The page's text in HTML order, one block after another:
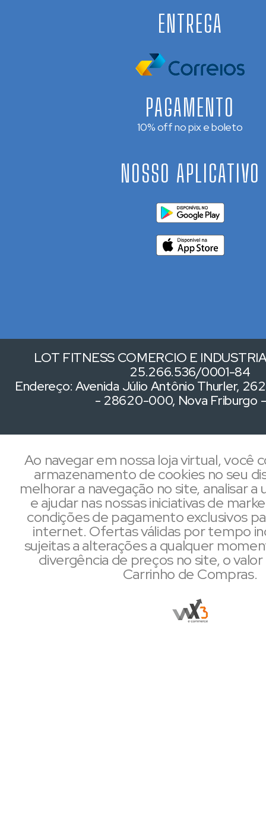
PAGAMENTO
10% off no pix e boleto
ENTREGA
NOSSO APLICATIVO
LOT FITNESS COMERCIO E
25.266.536/0001-84
Endereço: Avenida Júlio Antônio Thurler,
- 28620-000, Nova Friburgo
Ao navegar em nossa loja virtual, você
armazenamento de cookies no seu
melhorar a navegação no site, analisar a
e ajudar nas nossas iniciativas de
condições de pagamento exclusivos
internet. Ofertas válidas por tempo
sujeitas a alterações a qualquer
divergência de preços no site, o
Carrinho de Compras.